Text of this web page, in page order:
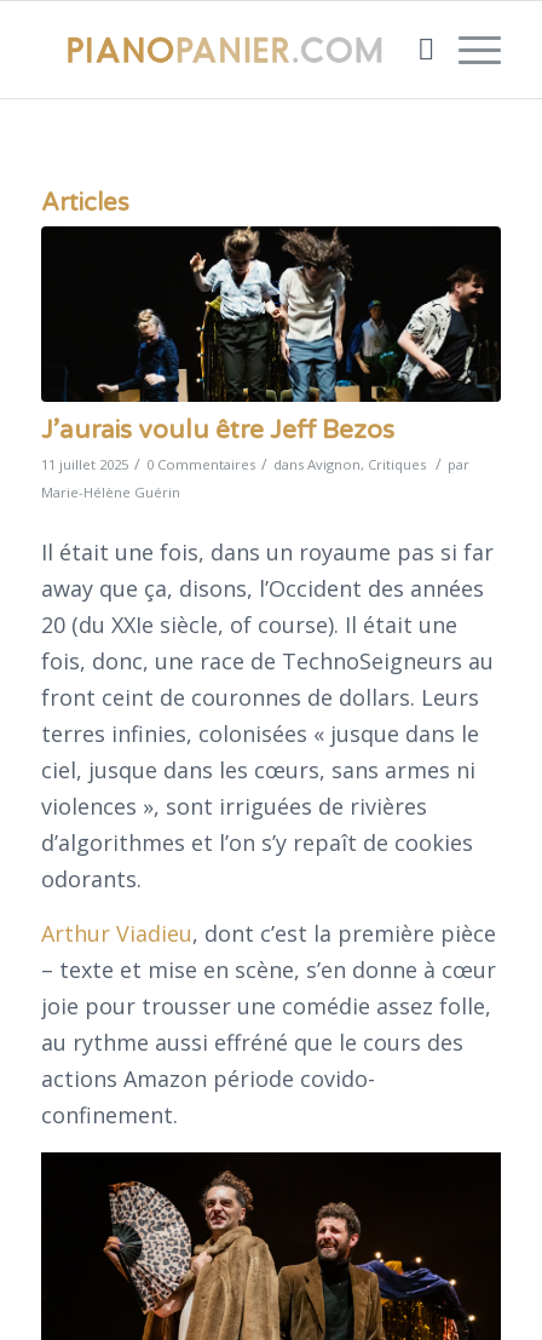
Articles
J’aurais voulu être Jeff Bezos
11 juillet 2025 / 0 Commentaires / dans Avignon, Critiques / par
Marie-Hélène Guérin
Il était une fois, dans un royaume pas si far
away que ça, disons, l’Occident des années
20 (du XXIe siècle, of course). Il était une
fois, donc, une race de TechnoSeigneurs au
front ceint de couronnes de dollars. Leurs
terres infinies, colonisées « jusque dans le
ciel, jusque dans les cœurs, sans armes ni
violences », sont irriguées de rivières
d’algorithmes et l’on s’y repaît de cookies
odorants.
Arthur Viadieu, dont c’est la première pièce
– texte et mise en scène, s’en donne à cœur
joie pour trousser une comédie assez folle,
au rythme aussi effréné que le cours des
actions Amazon période covido-
confinement.